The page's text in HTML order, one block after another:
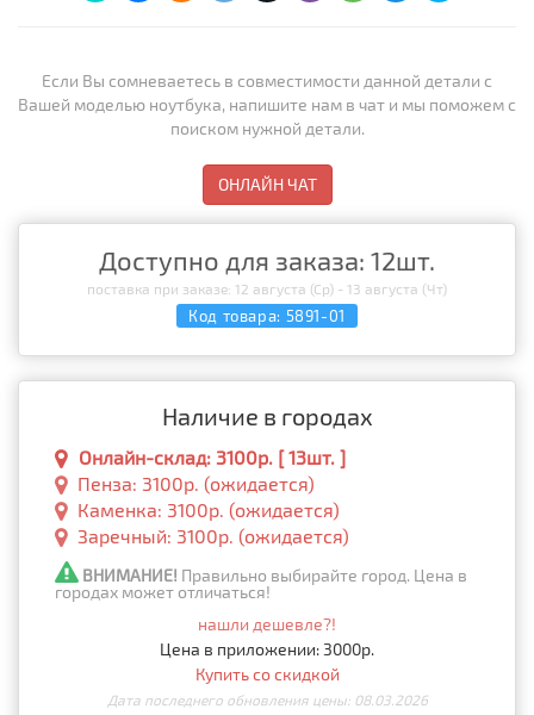
Если Вы сомневаетесь в совместимости данной детали с
Вашей моделью ноутбука, напишите нам в чат и мы поможем с
поиском нужной детали.
ОНЛАЙН ЧАТ
Доступно для заказа: 12шт.
поставка при заказе: 12 августа (Ср) - 13 августа (Чт)
Код товара: 5891-01
Наличие в городах
Онлайн-склад: 3100р. [ 13шт. ]
Пенза: 3100р. (ожидается)
Каменка: 3100р. (ожидается)
Заречный: 3100р. (ожидается)
ВНИМАНИЕ! Правильно выбирайте город. Цена в
городах может отличаться!
нашли дешевле?!
Цена в приложении: 3000р.
Купить со скидкой
Дата последнего обновления цены: 08.03.2026